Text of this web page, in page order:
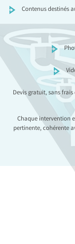
Contenus destinés
Devis gratuit, sans
Chaque intervention
pertinente, cohérente